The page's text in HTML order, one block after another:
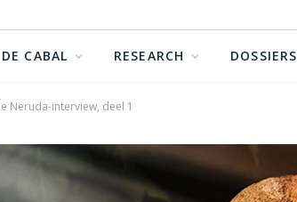
CABAL RESEARCH DOSSIERS
Neruda-interview, deel 1